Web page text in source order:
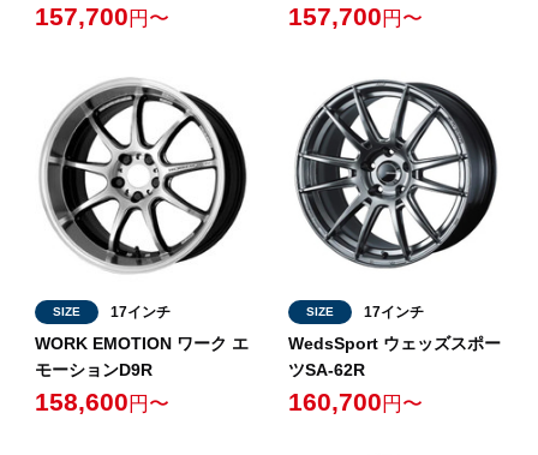
157,700 円〜 157,700 円〜
SIZE 17インチ
WORK EMOTION ワーク エ
モーションD9R
158,600 円〜
SIZE 17インチ
WedsSport ウェッズスポー
ツSA-62R
160,700 円〜